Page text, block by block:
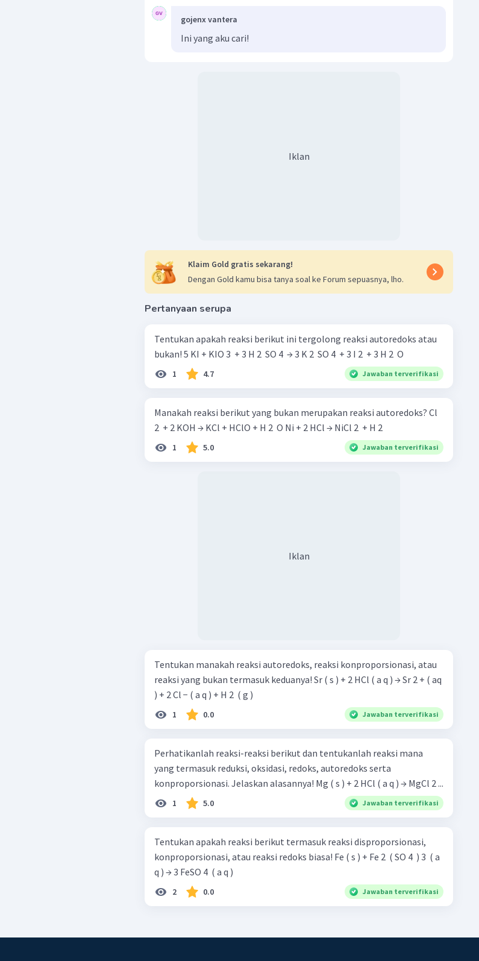
gojenx vantera
Ini yang aku cari!
Iklan
Klaim Gold gratis sekarang!
Dengan Gold kamu bisa tanya soal ke Forum sepuasnya, lho.
Pertanyaan serupa
Tentukan apakah reaksi berikut ini tergolong reaksi autoredoks atau
bukan! 5 KI + KIO 3 ​ + 3 H 2 ​ SO 4 ​ → 3 K 2 ​ SO 4 ​ + 3 I 2 ​ + 3 H 2 ​ O
1 4.7 Jawaban terverifikasi
Manakah reaksi berikut yang bukan merupakan reaksi autoredoks? Cl
2 ​ + 2 KOH → KCl + HClO + H 2 ​ O Ni + 2 HCl → NiCl 2 ​ + H 2 ​
1 5.0 Jawaban terverifikasi
Iklan
Tentukan manakah reaksi autoredoks, reaksi konproporsionasi, atau
reaksi yang bukan termasuk keduanya! Sr ( s ) + 2 HCl ( a q ) → Sr 2 + ( aq
) + 2 Cl − ( a q ) + H 2 ​ ( g )
1 0.0 Jawaban terverifikasi
Perhatikanlah reaksi-reaksi berikut dan tentukanlah reaksi mana
yang termasuk reduksi, oksidasi, redoks, autoredoks serta
konproporsionasi. Jelaskan alasannya! Mg ( s ) + 2 HCl ( a q ) → MgCl 2 ...
1 5.0 Jawaban terverifikasi
Tentukan apakah reaksi berikut termasuk reaksi disproporsionasi,
konproporsionasi, atau reaksi redoks biasa! Fe ( s ) + Fe 2 ​ ( SO 4 ​ ) 3 ​ ( a
q ) → 3 FeSO 4 ​ ( a q )
2 0.0 Jawaban terverifikasi